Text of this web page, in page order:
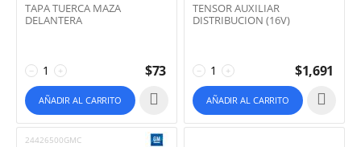
TAPA TUERCA MAZA
DELANTERA
+
− $73
AÑADIR AL CARRITO
TENSOR AUXILIAR
DISTRIBUCION (16V)
+
− $1,691
AÑADIR AL CARRITO
24426500GMC